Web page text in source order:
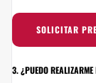
SOLICITAR
3. ¿PUEDO